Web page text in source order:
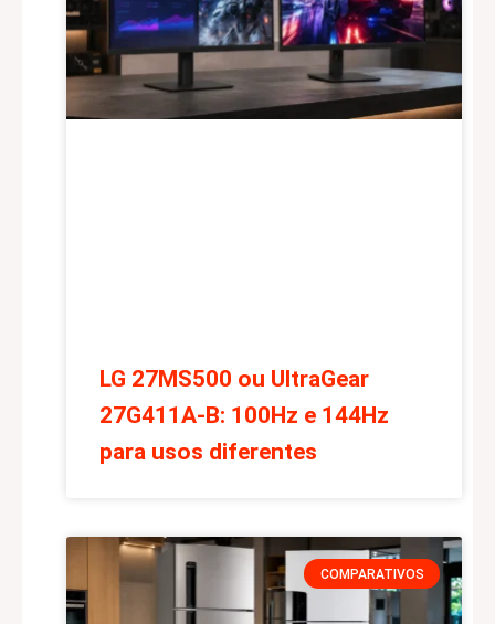
LG 27MS500 ou UltraGear
27G411A-B: 100Hz e 144Hz
para usos diferentes
COMPARATIVOS